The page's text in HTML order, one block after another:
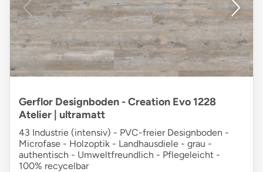
Gerflor Designboden - Creation Evo 1228
Atelier | ultramatt
43 Industrie (intensiv) - PVC-freier Designboden -
Microfase - Holzoptik - Landhausdiele - grau -
authentisch - Umweltfreundlich - Pflegeleicht -
100% recycelbar